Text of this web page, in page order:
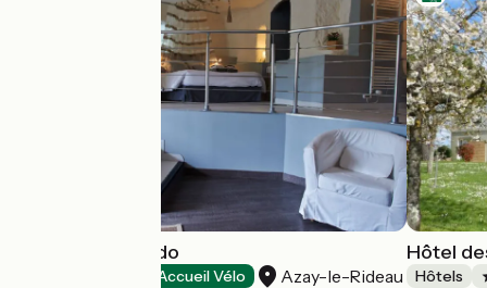
Hôtel Troglododo
Accueil Vélo Azay-le-Rideau
Hôtel
Hôtels